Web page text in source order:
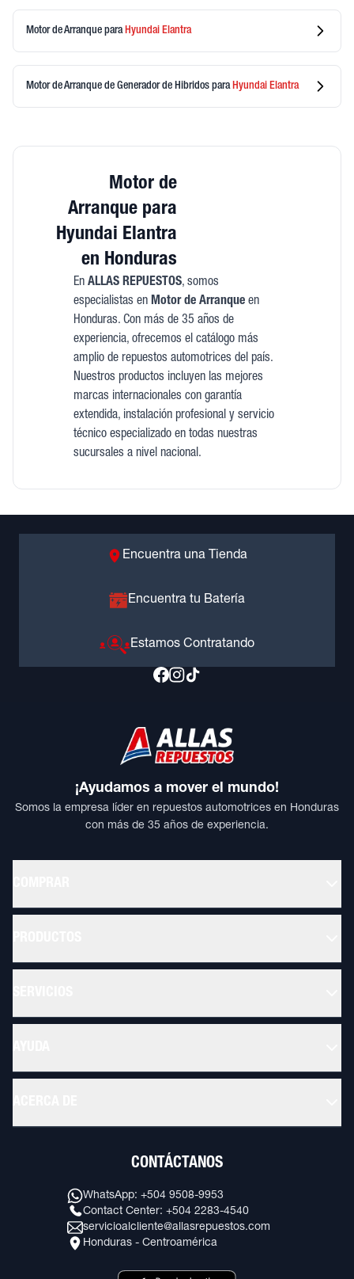
Motor de Arranque para Hyundai Elantra
Motor de Arranque de Generador de Hibridos para Hyundai Elantra
Motor de
Arranque para
Hyundai Elantra
en Honduras
En ALLAS REPUESTOS, somos
especialistas en Motor de Arranqueen
Honduras. Con más de 35 años de
experiencia, ofrecemos el catálogo más
amplio de repuestos automotrices del país.
Nuestros productos incluyen las mejores
marcas internacionales con garantía
extendida, instalación profesional y servicio
técnico especializado en todas nuestras
sucursales a nivel nacional.
Encuentra una Tienda
Encuentra tu Batería
Estamos Contratando
¡Ayudamos a mover el mundo!
Somos la empresa líder en repuestos automotrices en Honduras
con más de 35 años de experiencia.
CONTÁCTANOS
WhatsApp: +504 9508-9953
Contact Center: +504 2283-4540
servicioalcliente@allasrepuestos.com
Honduras - Centroamérica